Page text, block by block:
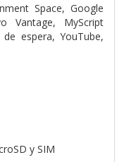
Space, Google
Vantage, MyScript
espera, YouTube,
y SIM